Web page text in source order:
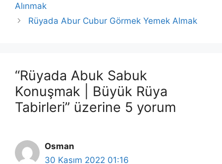
Alınmak
Rüyada Abur Cubur Görmek Yemek Almak
“Rüyada Abuk Sabuk
Konuşmak | Büyük Rüya
Tabirleri” üzerine 5 yorum
Osman
30 Kasım 2022 01:16